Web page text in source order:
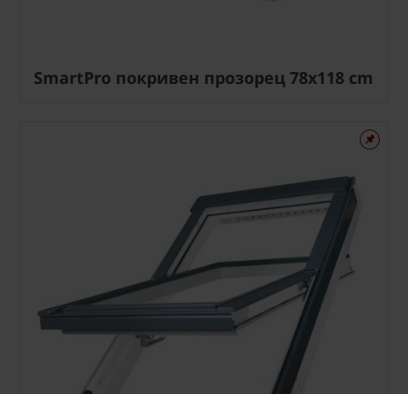
SmartPro покривен прозорец 78x118 cm